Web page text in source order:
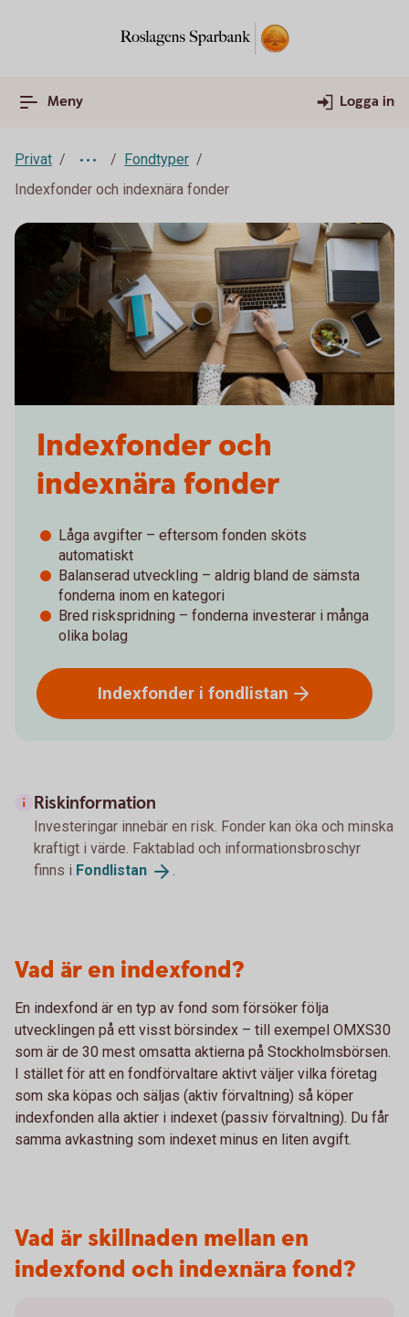
Meny Logga in
Privat
Fondtyper
Indexfonder och indexnära fonder
Indexfonder och
indexnära fonder
Låga avgifter – eftersom fonden sköts
automatiskt
Balanserad utveckling – aldrig bland de sämsta
fonderna inom en kategori
Bred riskspridning – fonderna investerar i många
olika bolag
Indexfonder i fondlistan
Riskinformation
Investeringar innebär en risk. Fonder kan öka och minska
kraftigt i värde. Faktablad och informationsbroschyr
finns i Fondlistan .
Vad är en indexfond?
En indexfond är en typ av fond som försöker följa
utvecklingen på ett visst börsindex – till exempel OMXS30
som är de 30 mest omsatta aktierna på Stockholmsbörsen.
I stället för att en fondförvaltare aktivt väljer vilka företag
som ska köpas och säljas (aktiv förvaltning) så köper
indexfonden alla aktier i indexet (passiv förvaltning). Du får
samma avkastning som indexet minus en liten avgift.
Vad är skillnaden mellan en
indexfond och indexnära fond?